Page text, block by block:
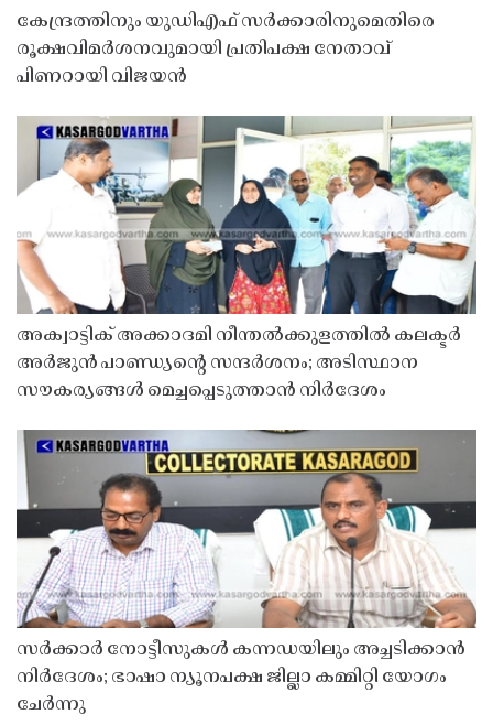
കേന്ദ്രത്തിനും യുഡിഎഫ് സർക്കാരിനുമെതിരെ
രൂക്ഷവിമർശനവുമായി പ്രതിപക്ഷ നേതാവ്
പിണറായി വിജയൻ
അക്വാട്ടിക് അക്കാദമി നീന്തൽക്കുളത്തിൽ കലക്ടർ
അർജുൻ പാണ്ഡ്യൻ്റെ സന്ദർശനം; അടിസ്ഥാന
സൗകര്യങ്ങൾ മെച്ചപ്പെടുത്താൻ നിർദേശം
സർക്കാർ നോട്ടീസുകൾ കന്നഡയിലും അച്ചടിക്കാൻ
നിർദേശം; ഭാഷാ ന്യൂനപക്ഷ ജില്ലാ കമ്മിറ്റി യോഗം
ചേർന്നു